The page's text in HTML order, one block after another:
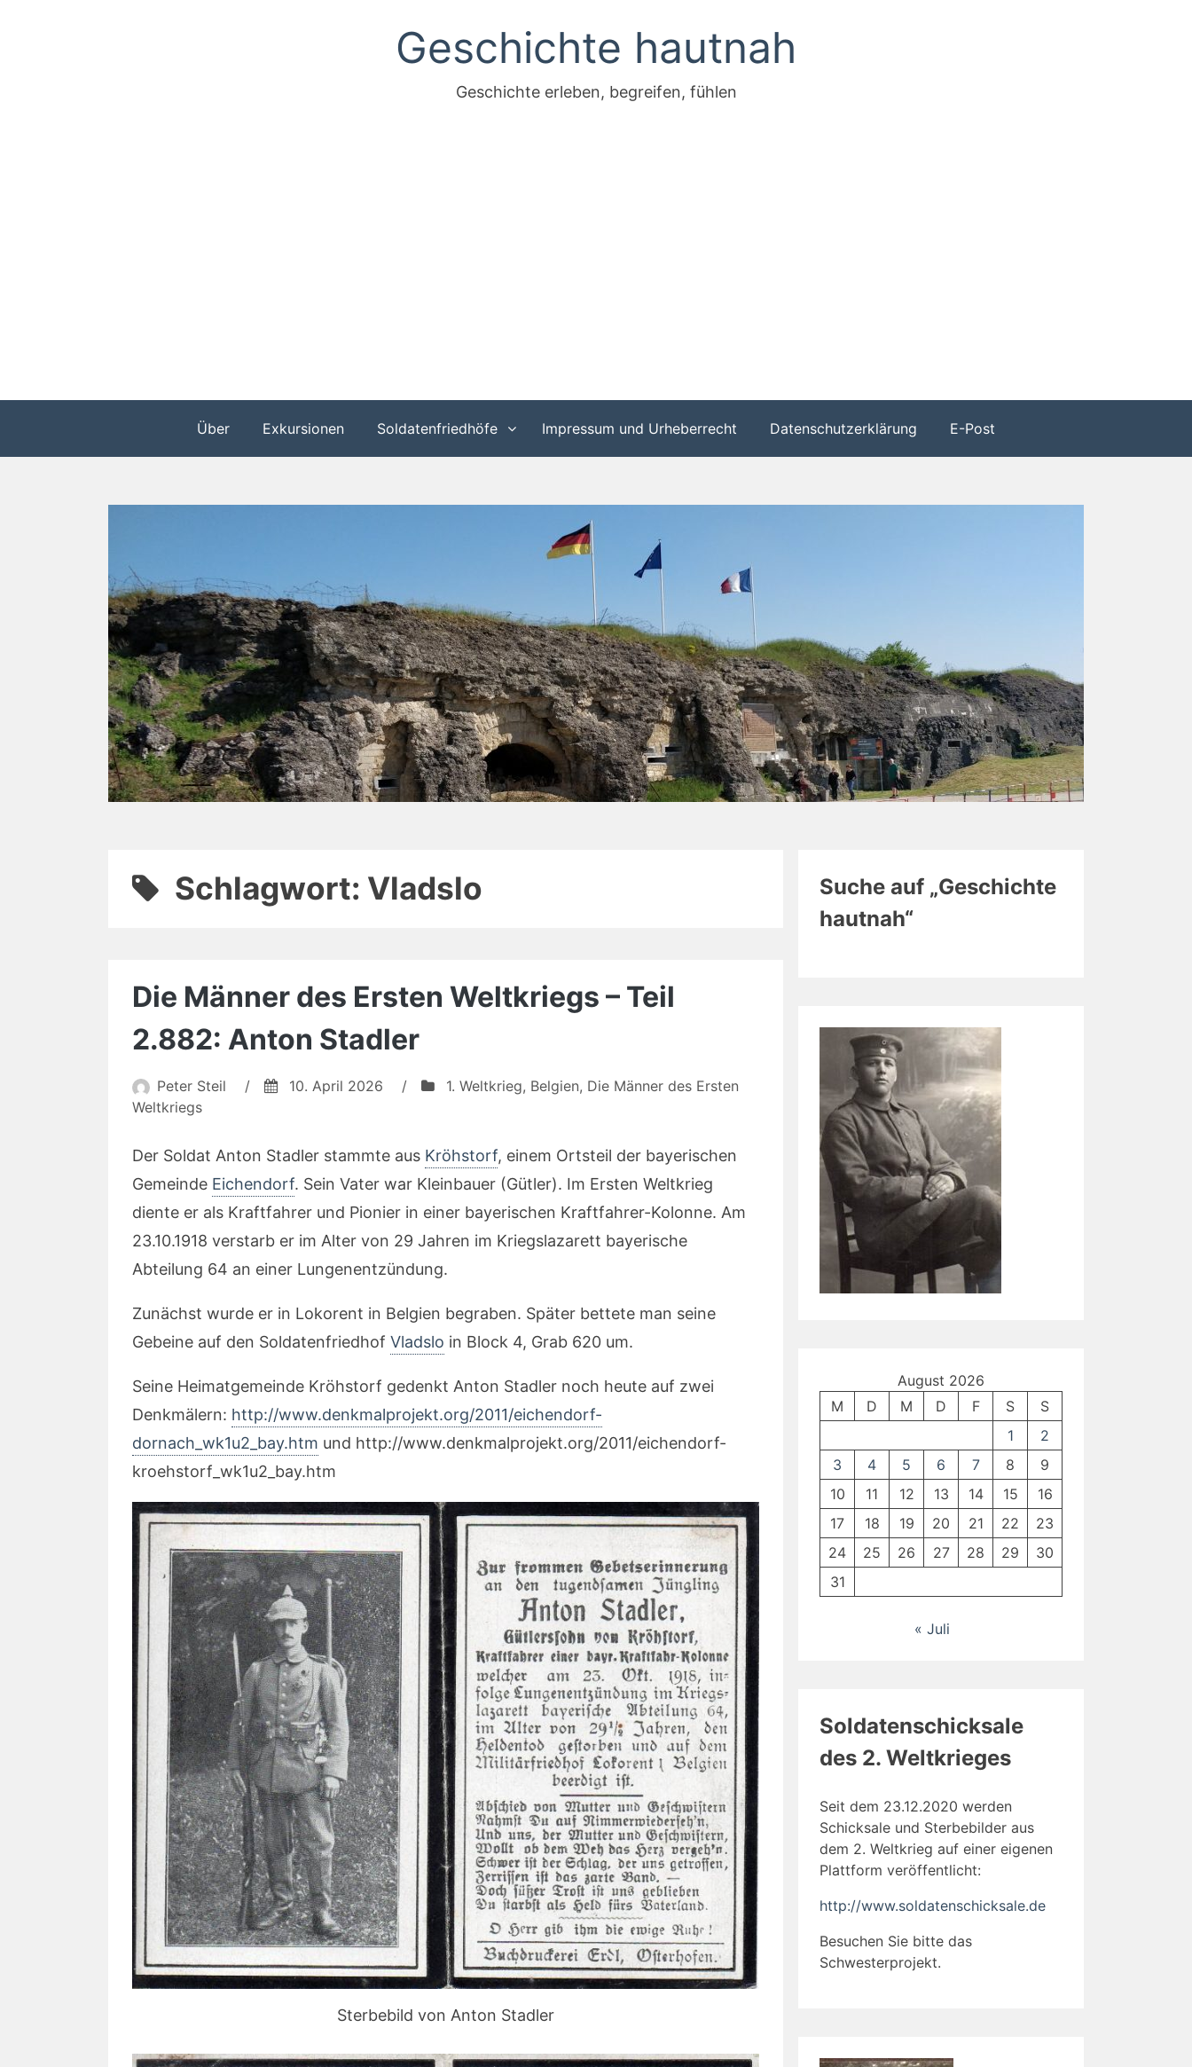
Geschichte hautnah
Geschichte erleben, begreifen, fühlen
Über Exkursionen Soldatenfriedhöfe Impressum und Urheberrecht Datenschutzerklärung E-Post
Schlagwort: Vladslo
Die Männer des Ersten Weltkriegs – Teil
2.882: Anton Stadler
Peter Steil / 10. April 2026 / 1. Weltkrieg, Belgien, Die Männer des Ersten
Weltkriegs
Der Soldat Anton Stadler stammte aus Kröhstorf, einem Ortsteil der bayerischen
Gemeinde Eichendorf. Sein Vater war Kleinbauer (Gütler). Im Ersten Weltkrieg
diente er als Kraftfahrer und Pionier in einer bayerischen Kraftfahrer-Kolonne. Am
23.10.1918 verstarb er im Alter von 29 Jahren im Kriegslazarett bayerische
Abteilung 64 an einer Lungenentzündung.
Zunächst wurde er in Lokorent in Belgien begraben. Später bettete man seine
Gebeine auf den Soldatenfriedhof Vladslo in Block 4, Grab 620 um.
Seine Heimatgemeinde Kröhstorf gedenkt Anton Stadler noch heute auf zwei
Denkmälern: http://www.denkmalprojekt.org/2011/eichendorf-
dornach_wk1u2_bay.htm und http://www.denkmalprojekt.org/2011/eichendorf-
kroehstorf_wk1u2_bay.htm
Sterbebild von Anton Stadler
Suche auf „Geschichte
hautnah“
August 2026
M
D M D F S
S
1
2
3
4 5 6 7 8
9
10
11 12 13 14 15
16
17
18 19 20 21 22
23
24
25 26 27 28 29
30
31
« Juli
Soldatenschicksale
des 2. Weltkrieges
Seit dem 23.12.2020 werden
Schicksale und Sterbebilder aus
dem 2. Weltkrieg auf einer eigenen
Plattform veröffentlicht:
http://www.soldatenschicksale.de
Besuchen Sie bitte das
Schwesterprojekt.